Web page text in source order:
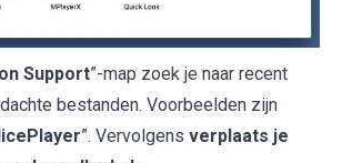
Support”-map zoek je naar recent
bestanden. Voorbeelden zijn
”. Vervolgens verplaats je